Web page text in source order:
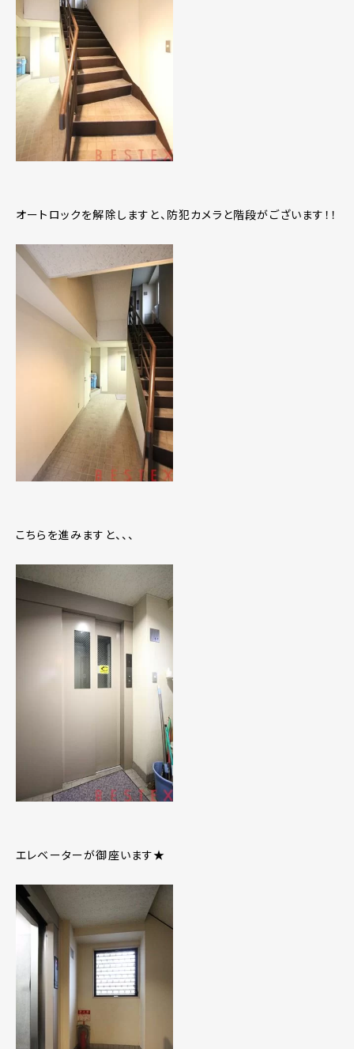
オートロックを解除しますと、防犯カメラと階段がございます！！
こちらを進みますと、、、
エレベーターが御座います★